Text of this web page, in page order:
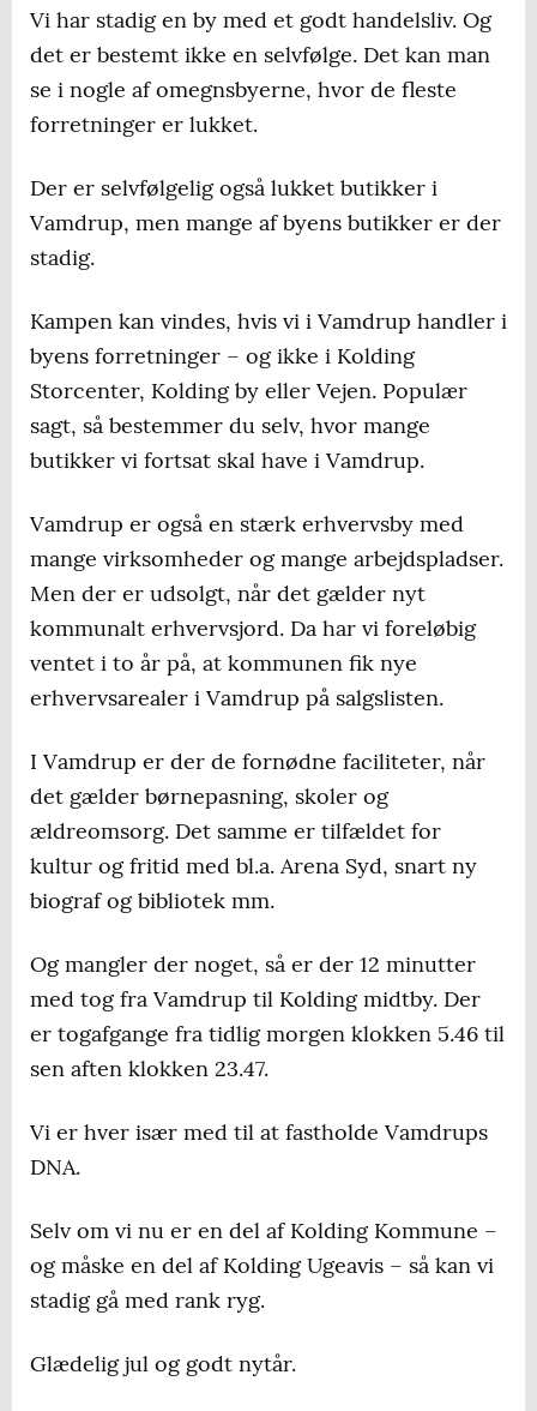
Vi har stadig en by med et godt handelsliv. Og
det er bestemt ikke en selvfølge. Det kan man
se i nogle af omegnsbyerne, hvor de fleste
forretninger er lukket.
Der er selvfølgelig også lukket butikker i
Vamdrup, men mange af byens butikker er der
stadig.
Kampen kan vindes, hvis vi i Vamdrup handler i
byens forretninger – og ikke i Kolding
Storcenter, Kolding by eller Vejen. Populær
sagt, så bestemmer du selv, hvor mange
butikker vi fortsat skal have i Vamdrup.
Vamdrup er også en stærk erhvervsby med
mange virksomheder og mange arbejdspladser.
Men der er udsolgt, når det gælder nyt
kommunalt erhvervsjord. Da har vi foreløbig
ventet i to år på, at kommunen fik nye
erhvervsarealer i Vamdrup på salgslisten.
I Vamdrup er der de fornødne faciliteter, når
det gælder børnepasning, skoler og
ældreomsorg. Det samme er tilfældet for
kultur og fritid med bl.a. Arena Syd, snart ny
biograf og bibliotek mm.
Og mangler der noget, så er der 12 minutter
med tog fra Vamdrup til Kolding midtby. Der
er togafgange fra tidlig morgen klokken 5.46 til
sen aften klokken 23.47.
Vi er hver især med til at fastholde Vamdrups
DNA.
Selv om vi nu er en del af Kolding Kommune –
og måske en del af Kolding Ugeavis – så kan vi
stadig gå med rank ryg.
Glædelig jul og godt nytår.